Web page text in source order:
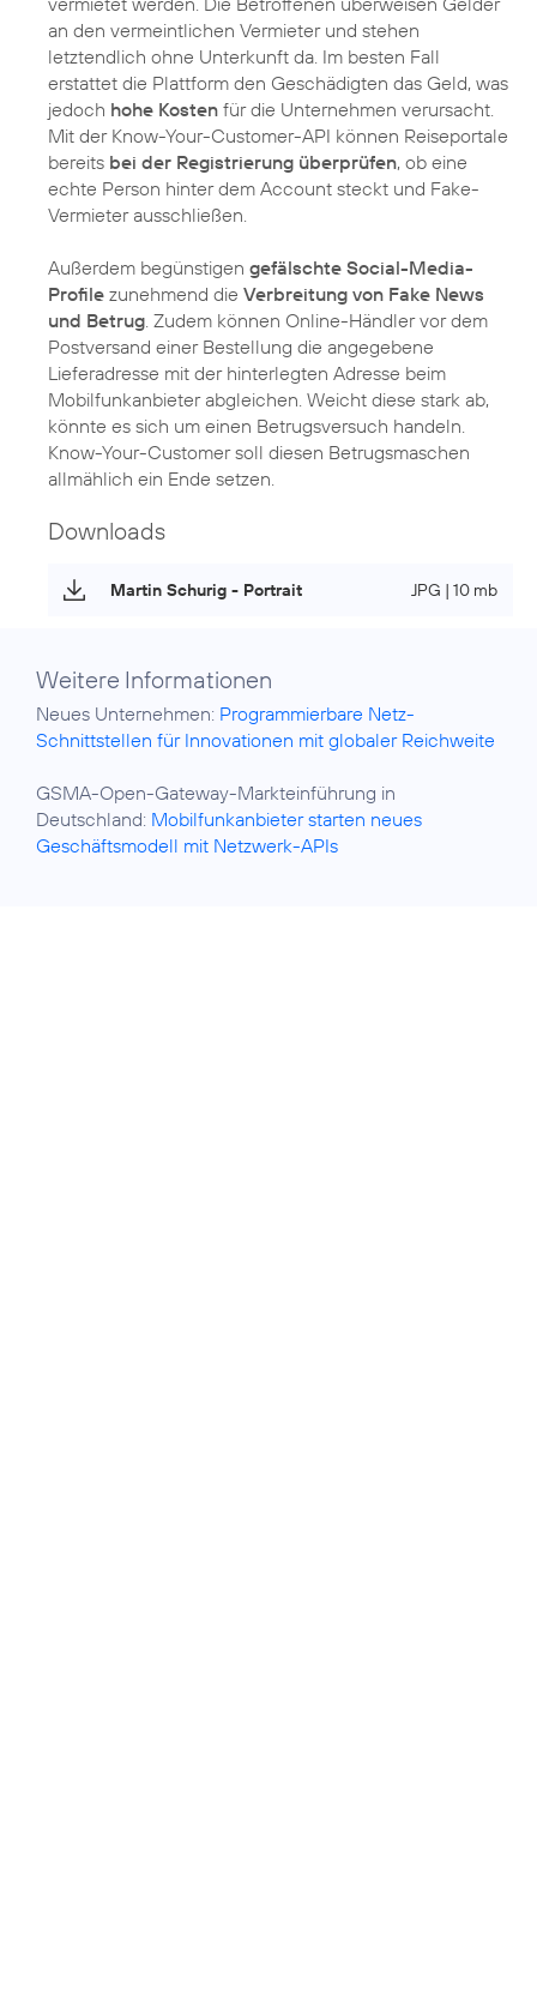
an den vermeintlichen Vermieter und stehen
letztendlich ohne Unterkunft da. Im besten Fall
erstattet die Plattform den Geschädigten das Geld, was
jedoch hohe Kosten für die Unternehmen verursacht.
Mit der Know-Your-Customer-API können Reiseportale
bereits bei der Registrierung überprüfen, ob eine
echte Person hinter dem Account steckt und Fake-
Vermieter ausschließen.
Außerdem begünstigen gefälschte Social-Media-
Profile zunehmend die Verbreitung von Fake News
und Betrug . Zudem können Online-Händler vor dem
Postversand einer Bestellung die angegebene
Lieferadresse mit der hinterlegten Adresse beim
Mobilfunkanbieter abgleichen. Weicht diese stark ab,
könnte es sich um einen Betrugsversuch handeln.
Know-Your-Customer soll diesen Betrugsmaschen
allmählich ein Ende setzen.
Downloads
Martin Schurig - Portrait JPG | 10 mb
Weitere Informationen
Neues Unternehmen: Programmierbare Netz-
Schnittstellen für Innovationen mit globaler Reichweite
GSMA-Open-Gateway-Markteinführung in
Deutschland: Mobilfunkanbieter starten neues
Geschäftsmodell mit Netzwerk-APIs